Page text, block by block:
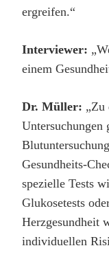
ergreifen.“
Interviewer:
einem
Dr. Müller: „Zu
Untersuchungen
Gesundheits-
spezielle Tests
Glukosetests
Herzgesundheit
individuellen